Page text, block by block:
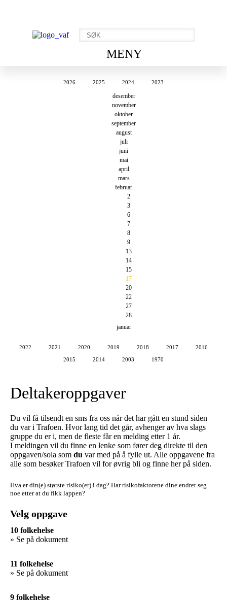
MENY
2026 2025 2024 2023
desember
november
oktober
september
august
juli
juni
mai
april
mars
februar
2
3
6
7
8
9
13
14
15
17
20
22
27
28
januar
2022 2021 2020 2019 2018 2017
2016
2015
2014 2003 1970
Deltakeroppgaver
Du vil få tilsendt en sms fra oss når det har gått en stund siden
du var i Trafoen. Hvor lang tid det går, avhenger av hva slags
gruppe du er i, men de fleste får en melding etter 1 år.
I meldingen vil du finne en lenke som fører deg direkte til den
oppgaven/sola som du var med på å fylle ut. Alle oppgavene fra
alle som besøker Trafoen vil for øvrig bli og finne her på siden.
Hva er din(e) største risiko(er) i dag? Har risikofaktorene dine endret seg
noe etter at du fikk lappen?
Velg oppgave
10 folkehelse
» Se på dokument
11 folkehelse
» Se på dokument
9 folkehelse